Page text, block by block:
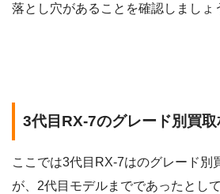
落とし穴があることを確認しましょ
3代目RX-7のグレード別買取
ここでは3代目RX-7はのグレード別
が、2代目モデルまでであったとし